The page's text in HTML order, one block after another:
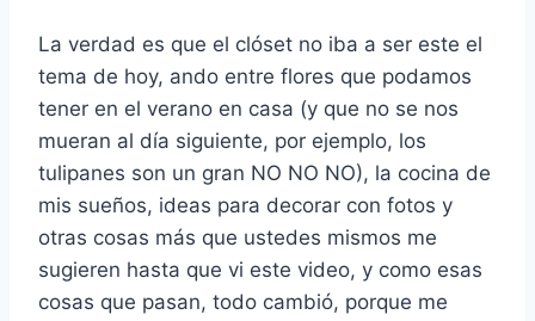
La verdad es que el clóset no iba a ser este el
tema de hoy, ando entre flores que podamos
tener en el verano en casa (y que no se nos
mueran al día siguiente, por ejemplo, los
tulipanes son un gran NO NO NO), la cocina de
mis sueños, ideas para decorar con fotos y
otras cosas más que ustedes mismos me
sugieren hasta que vi este video, y como esas
cosas que pasan, todo cambió, porque me